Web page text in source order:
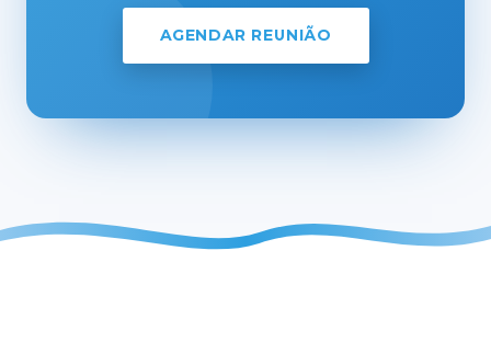
AGENDAR REUNIÃO